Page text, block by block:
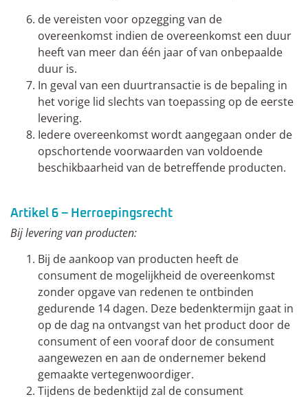
de vereisten voor opzegging van de
overeenkomst indien de overeenkomst een duur
heeft van meer dan één jaar of van onbepaalde
duur is.
In geval van een duurtransactie is de bepaling in
het vorige lid slechts van toepassing op de eerste
levering.
Iedere overeenkomst wordt aangegaan onder de
opschortende voorwaarden van voldoende
beschikbaarheid van de betreffende producten.
Artikel 6 – Herroepingsrecht
Bij levering van producten:
Bij de aankoop van producten heeft de
consument de mogelijkheid de overeenkomst
zonder opgave van redenen te ontbinden
gedurende 14 dagen. Deze bedenktermijn gaat in
op de dag na ontvangst van het product door de
consument of een vooraf door de consument
aangewezen en aan de ondernemer bekend
gemaakte vertegenwoordiger.
Tijdens de bedenktijd zal de consument